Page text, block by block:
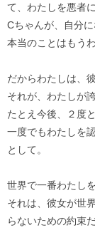
て、わたしを悪者に
Cちゃんが、自分
本当のことはもう
だからわたしは、
それが、わたしが
たとえ今後、２度
一度でもわたしを
として。
世界で一番わたし
それは、彼女が世
らないための約束だ